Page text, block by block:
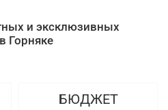
и эксклюзивных
Горняке
БЮДЖЕТ